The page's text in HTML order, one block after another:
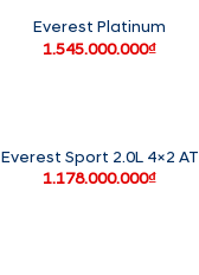
Everest Platinum
1.545.000.000₫
Everest Sport 2.0L 4×2 AT
1.178.000.000₫